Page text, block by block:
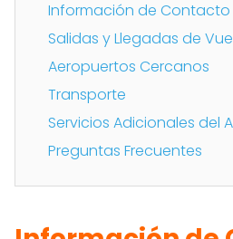
Información de Contacto
Salidas y Llegadas de
Aeropuertos Cercanos
Transporte
Servicios Adicionales del
Preguntas Frecuentes